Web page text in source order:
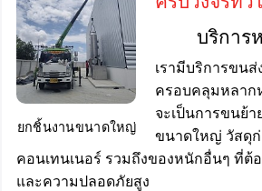
ยกชิ้นงานขนาดใหญ่
บริการ
เรามีบริการขนส่
ครอบคลุมหลาก
จะเป็นการขนย้า
ขนาดใหญ่ วัสดุก่
คอนเทนเนอร์ รวมถึงของหนักอื่นๆ ที่ต้
และความปลอดภัยสูง